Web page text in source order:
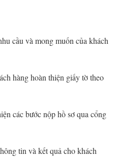
cầu và mong muốn của khách
hàng hoàn thiện giấy tờ theo
các bước nộp hồ sơ qua cổng
tin và kết quả cho khách